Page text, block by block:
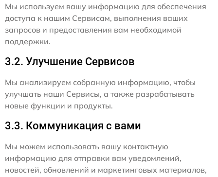
Мы используем вашу информацию для обеспечения
доступа к нашим Сервисам, выполнения ваших
запросов и предоставления вам необходимой
поддержки.
3.2. Улучшение Сервисов
Мы анализируем собранную информацию, чтобы
улучшать наши Сервисы, а также разрабатывать
новые функции и продукты.
3.3. Коммуникация с вами
Мы можем использовать вашу контактную
информацию для отправки вам уведомлений,
новостей, обновлений и маркетинговых материалов,